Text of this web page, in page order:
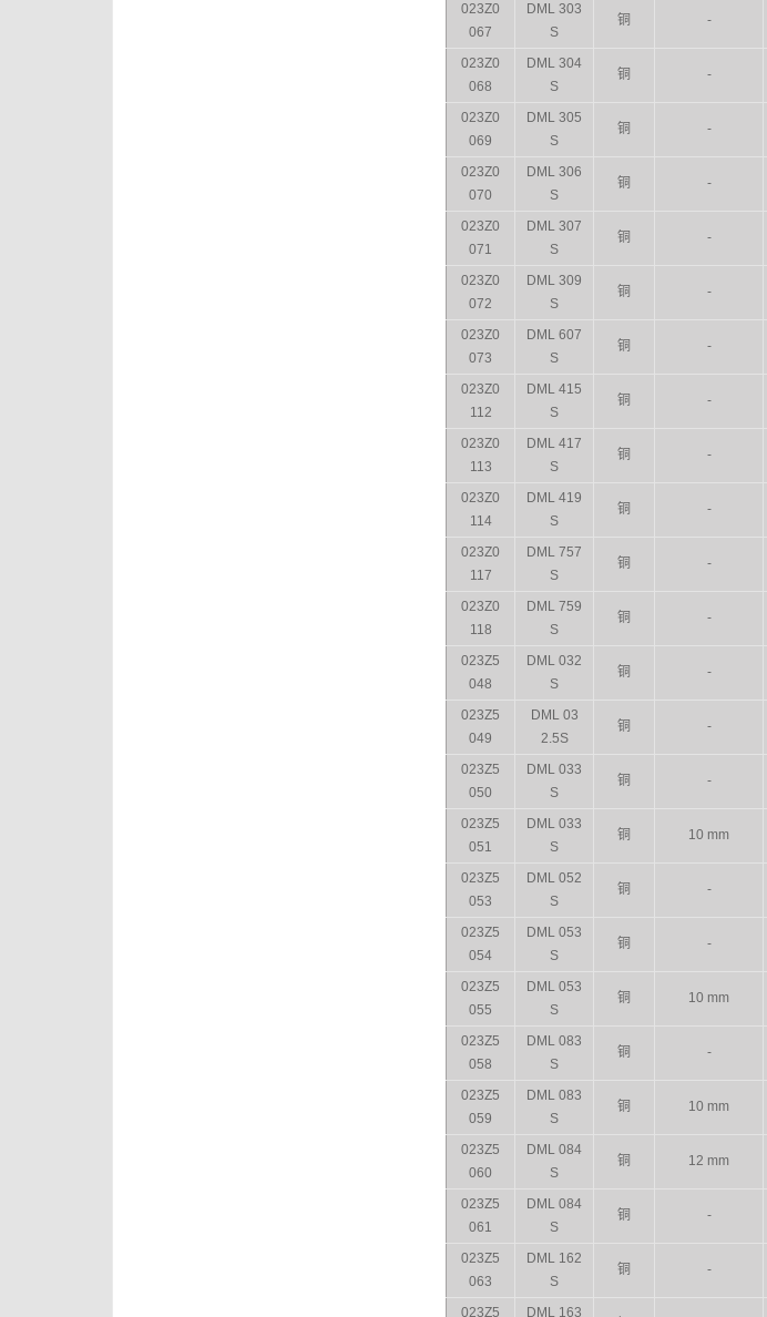
023Z0
067
DML 303
S
铜 -
023Z0
068
DML 304
S
铜 -
023Z0
069
DML 305
S
铜 -
023Z0
070
DML 306
S
铜 -
023Z0
071
DML 307
S
铜 -
023Z0
072
DML 309
S
铜 -
023Z0
073
DML 607
S
铜 -
023Z0
112
DML 415
S
铜 -
023Z0
113
DML 417
S
铜 -
023Z0
114
DML 419
S
铜 -
023Z0
117
DML 757
S
铜 -
023Z0
118
DML 759
S
铜 -
023Z5
048
DML 032
S
铜 -
023Z5
049
DML 03
2.5S
铜 -
023Z5
050
DML 033
S
铜 -
023Z5
051
DML 033
S
铜 10 mm
023Z5
053
DML 052
S
铜 -
023Z5
054
DML 053
S
铜 -
023Z5
055
DML 053
S
铜 10 mm
023Z5
058
DML 083
S
铜 -
023Z5
059
DML 083
S
铜 10 mm
023Z5
060
DML 084
S
铜 12 mm
023Z5
061
DML 084
S
铜 -
023Z5
063
DML 162
S
铜 -
023Z5 DML 163